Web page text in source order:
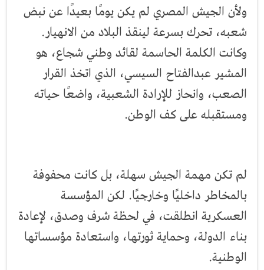
ولأن الجيش المصري لم يكن يومًا بعيدًا عن نبض
شعبه، تحرك بسرعة لينقذ البلاد من الانهيار.
وكانت الكلمة الحاسمة لقائد وطني شجاع، هو
المشير عبدالفتاح السيسي، الذي اتخذ القرار
الصعب، وانحاز للإرادة الشعبية، واضعًا حياته
ومستقبله على كف الوطن.
لم تكن مهمة الجيش سهلة، بل كانت محفوفة
بالمخاطر داخليًا وخارجيًا. لكن المؤسسة
العسكرية انطلقت، في لحظة شرف وصدق، لإعادة
بناء الدولة، وحماية ثورتها، واستعادة مؤسساتها
الوطنية.